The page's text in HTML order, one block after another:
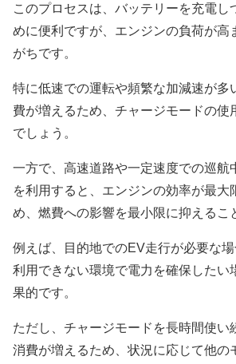
このプロセスは、バッテリーを充電し
めに便利ですが、エンジンの負荷が高
がちです。
特に低速での運転や頻繁な加減速が多
費が増えるため、チャージモードの使
でしょう。
一方で、高速道路や一定速度での巡航
を利用すると、エンジンの効率が最大
め、燃費への影響を最小限に抑えるこ
例えば、目的地でのEV走行が必要な
利用できない環境で電力を確保したい
果的です。
ただし、チャージモードを長時間使い
消費が増えるため、状況に応じて他の